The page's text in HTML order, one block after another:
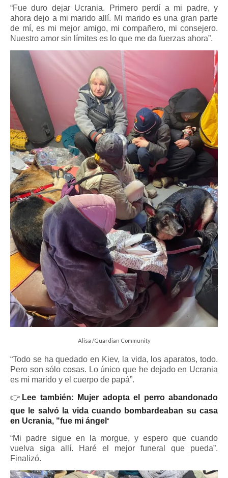
“Fue duro dejar Ucrania. Primero perdí a mi padre, y
ahora dejo a mi marido allí. Mi marido es una gran parte
de mí, es mi mejor amigo, mi compañero, mi consejero.
Nuestro amor sin límites es lo que me da fuerzas ahora”.
Alisa /Guardian Community
“Todo se ha quedado en Kiev, la vida, los aparatos, todo.
Pero son sólo cosas. Lo único que he dejado en Ucrania
es mi marido y el cuerpo de papá”.
👉 Lee también: Mujer adopta el perro abandonado
que le salvó la vida cuando bombardeaban su casa
en Ucrania, "fue mi ángel "
“Mi padre sigue en la morgue, y espero que cuando
vuelva siga allí. Haré el mejor funeral que pueda”.
Finalizó.